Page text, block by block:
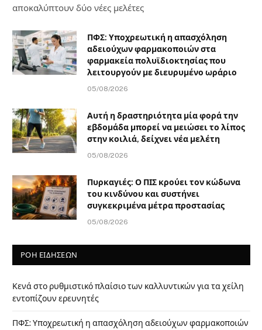
αποκαλύπτουν δύο νέες μελέτες
ΠΦΣ: Υποχρεωτική η απασχόληση
αδειούχων φαρμακοποιών στα
φαρμακεία πολυϊδιοκτησίας που
λειτουργούν με διευρυμένο ωράριο
05/08/2026
Αυτή η δραστηριότητα μία φορά την
εβδομάδα μπορεί να μειώσει το λίπος
στην κοιλιά, δείχνει νέα μελέτη
05/08/2026
Πυρκαγιές: Ο ΠΙΣ κρούει τον κώδωνα
του κινδύνου και συστήνει
συγκεκριμένα μέτρα προστασίας
05/08/2026
ΡΟΗ ΕΙΔΗΣΕΩΝ
Κενά στο ρυθμιστικό πλαίσιο των καλλυντικών για τα χείλη
εντοπίζουν ερευνητές
ΠΦΣ: Υποχρεωτική η απασχόληση αδειούχων φαρμακοποιών